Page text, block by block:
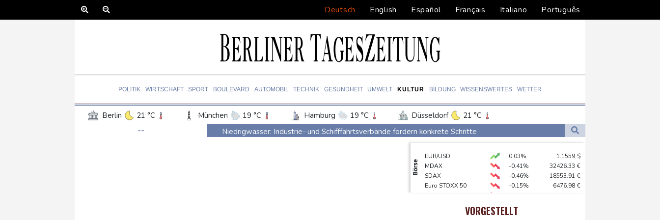
Deutsch English Español Français Italiano Português
POLITIK WIRTSCHAFT SPORT BOULEVARD AUTOMOBIL TECHNIK GESUNDHEIT UMWELT KULTUR BILDUNG WISSENSWERTES WETTER
Berlin 21 °C München 19 °C Hamburg 19 °C Düsseldorf
21 °C
Frankfurt am Main
Potsdam 20 °C Leipzig 22 °C Dortmund
Bremen
Wien
--
Niedrigwasser: Industrie- und Schifffahrtsverbände fordern konkrete Schritte
Bundesgerichtshof urteilt über Mann wegen Kriegsverbrechen in syrischem Bürgerkrieg
Urteil in Prozess um tödlichen Autoanschlag auf Verdi-Demonstration in München
Vorwurf der Preisabsprache: Drei US-Produzenten müssen 53 Millionen Eier spenden
Investoren-Affäre: Fifa-Spitze stellt sich "uneingeschränkt" hinter Infantino
Börse
EUR/USD 0.03% 1.1559 $
MDAX
-0.41% 32426.33 €
SDAX
-0.46% 18553.91 €
Euro STOXX 50
-0.15% 6476.98 €
TecDAX
-0.89%
0.85%
VORGESTELLT